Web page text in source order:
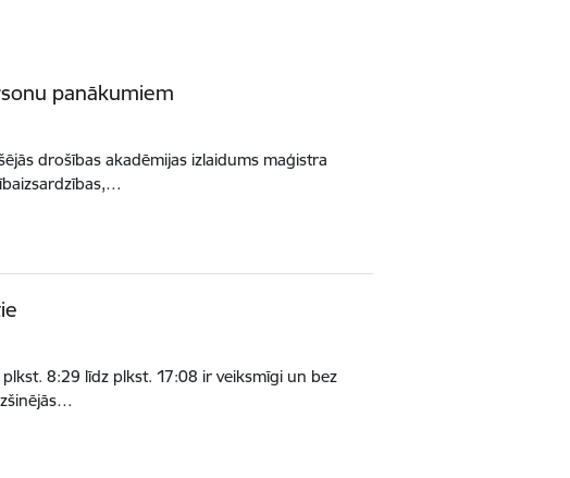
panākumiem
drošības akadēmijas izlaidums maģistra
8:29 līdz plkst. 17:08 ir veiksmīgi un bez